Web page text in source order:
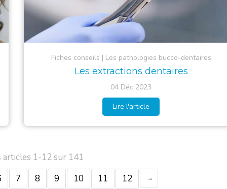
Fiches conseils Les pathologies bucco-dentaires
Les extractions dentaires
04 Déc 2023
Lire l'article
articles 1-12 sur 141
7 8 9 10 11 12